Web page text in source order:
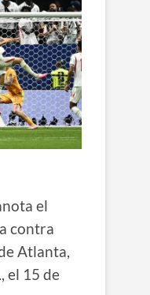
el
contra
Atlanta,
el 15 de